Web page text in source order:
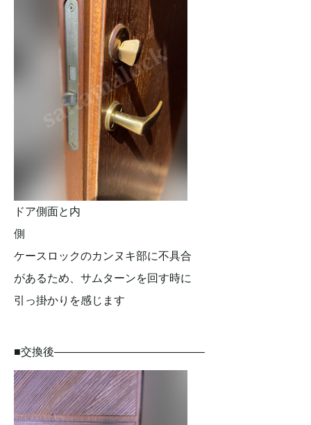
ドア側面と内
側
ケースロックのカンヌキ部に不具合
があるため、サムターンを回す時に
引っ掛かりを感じます
■交換後—————————————–